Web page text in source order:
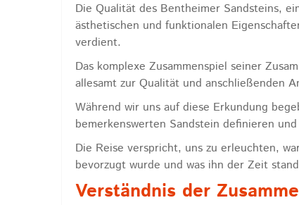
Die Qualität des Bentheimer Sandsteins,
ästhetischen und funktionalen
verdient.
Das komplexe Zusammenspiel seiner
allesamt zur Qualität und anschließenden
Während wir uns auf diese Erkundung
bemerkenswerten Sandstein definieren
Die Reise verspricht, uns zu erleuchten,
bevorzugt wurde und was ihn der Zeit
Verständnis der